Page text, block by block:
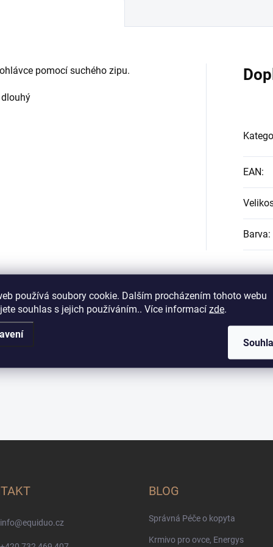
používá soubory cookie. Dalším procházením tohoto webu
souhlas s jejich používáním.. Více informací zde.
pomocí suchého zipu.
EAN:
Barva:
info@equiduo.cz
BLOG
Správná Péče o kopyta
Krmivo pro ovce, Energys